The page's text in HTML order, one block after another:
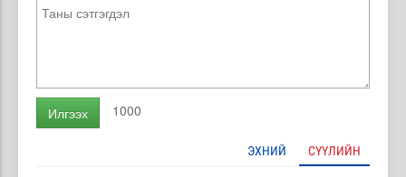
Илгээх 1000
ЭХНИЙ СҮҮЛИЙН